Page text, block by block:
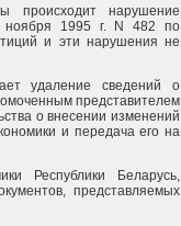
происходит нарушение
ноября 1995 г. N 482 по
и эти нарушения не
удаление сведений о
представителем
о внесении изменений
и передача его на
Республики Беларусь,
представляемых